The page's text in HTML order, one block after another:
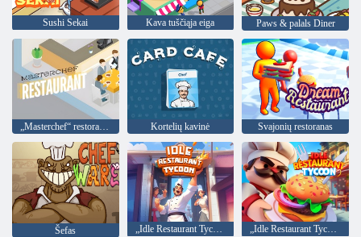
Sushi Sekai Kava tuščiąja eiga Paws & palals Diner
Kortelių kavinė Svajonių restoranas
Šefas „Idle Restaurant Tycoon“. „Idle Restaurant Tycoon“.